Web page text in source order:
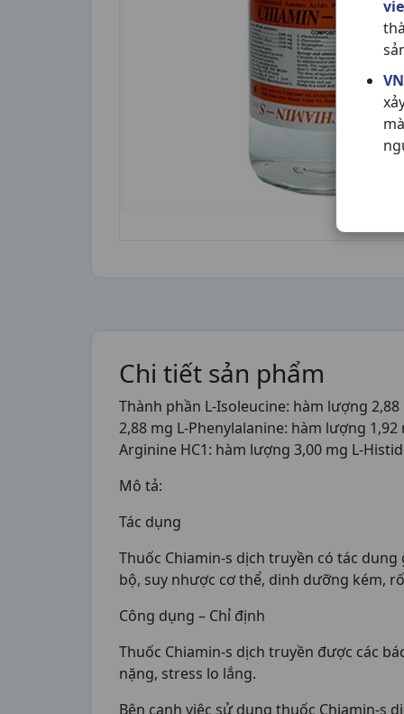
Chi tiết sản phẩm
Thành phần L-Isoleucine: hàm lượng
2,88 mg L-Phenylalanine: hàm lượng
Arginine HC1: hàm lượng 3,00 mg L-
Mô tả:
Tác dụng
Thuốc Chiamin-s dịch truyền có tác
bộ, suy nhược cơ thể, dinh dưỡng kém,
Công dụng – Chỉ định
Thuốc Chiamin-s dịch truyền được các
nặng, stress lo lắng.
Bên cạnh việc sử dụng thuốc Chiamin-s